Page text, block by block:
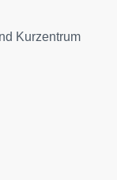
Kurzentrum